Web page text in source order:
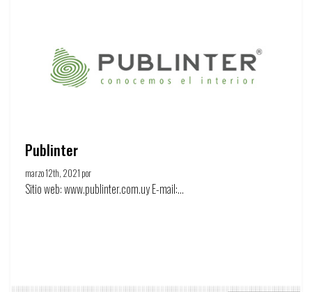
Publinter
marzo 12th, 2021 por
Sitio web: www.publinter.com.uy E-mail:...